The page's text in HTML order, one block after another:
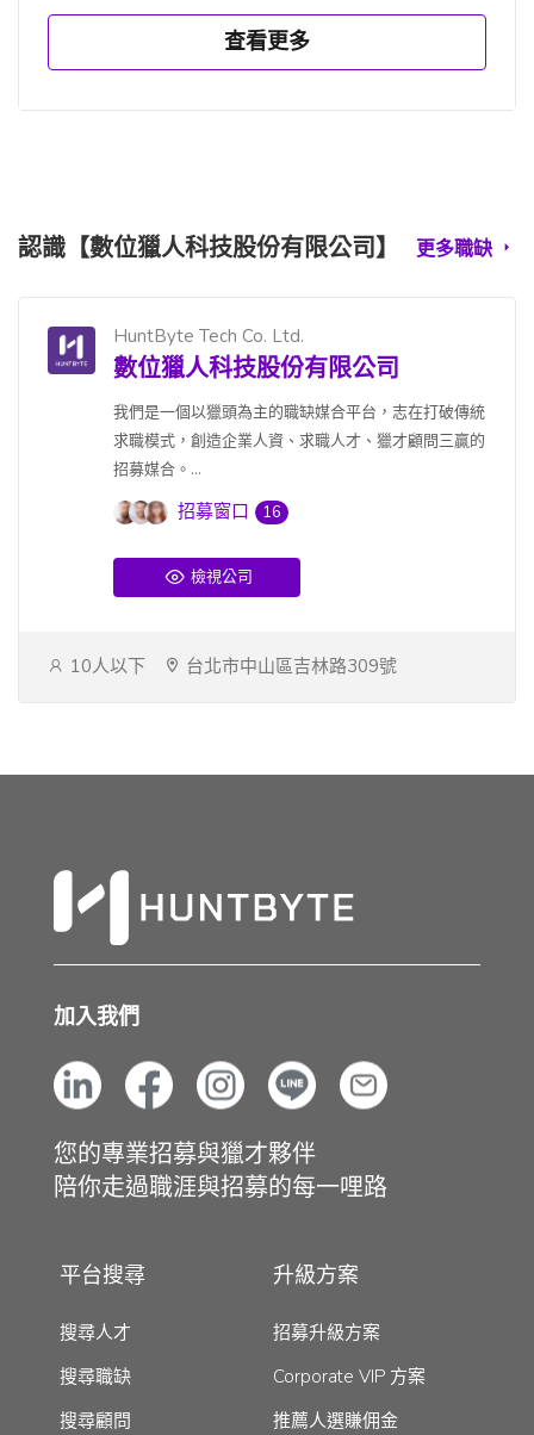
查看更多
認識【數位獵人科技股份有限公司】 更多職缺
HuntByte Tech Co. Ltd.
數位獵人科技股份有限公司
我們是一個以獵頭為主的職缺媒合平台，志在打破傳統
求職模式，創造企業人資、求職人才、獵才顧問三贏的
招募媒合。...
招募窗口 16
檢視公司
10人以下 台北市中山區吉林路309號
加入我們
您的專業招募與獵才夥伴
陪你走過職涯與招募的每一哩路
平台搜尋
搜尋人才
搜尋職缺
搜尋顧問
升級方案
招募升級方案
Corporate VIP 方案
推薦人選賺佣金